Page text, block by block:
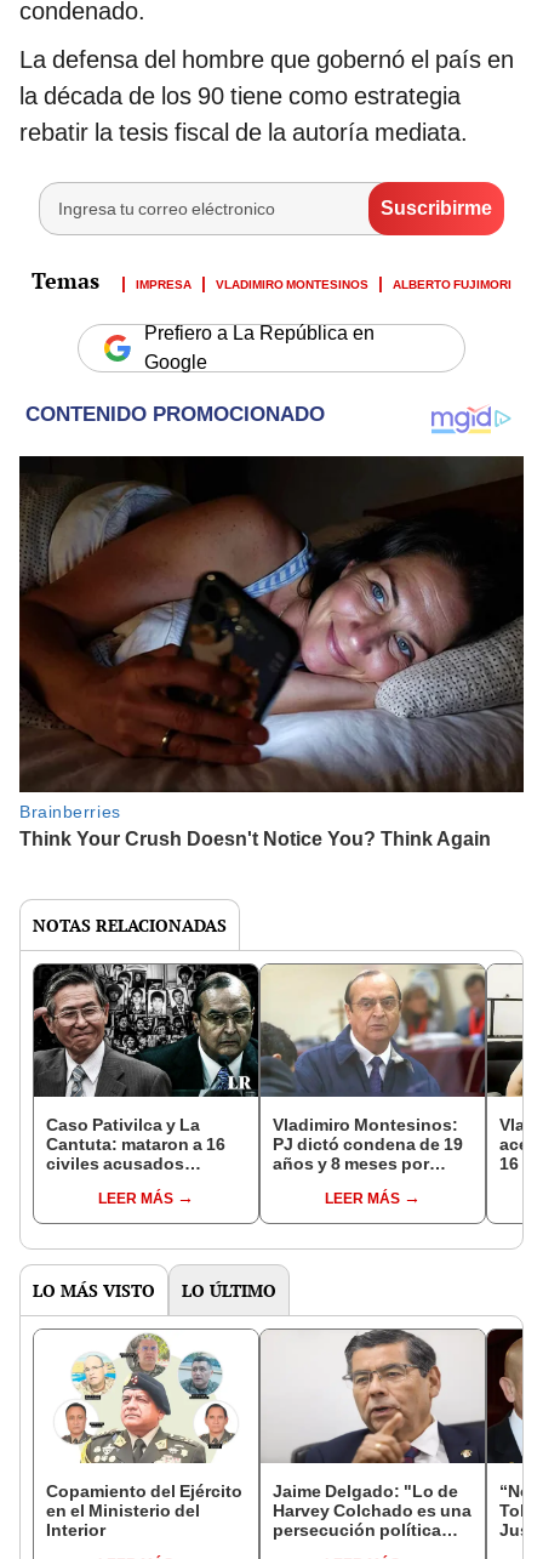
condenado.
La defensa del hombre que gobernó el país en
la década de los 90 tiene como estrategia
rebatir la tesis fiscal de la autoría mediata.
IMPRESA VLADIMIRO MONTESINOS ALBERTO FUJIMORI
Prefiero a La República en
Google
NOTAS RELACIONADAS
Caso Pativilca y La
Cantuta: mataron a 16
civiles acusados
senderistas
LEER MÁS
Vladimiro Montesinos:
PJ dictó condena de 19
años y 8 meses por
LEER MÁS
16
LO MÁS VISTO LO ÚLTIMO
Copamiento del Ejército
en el Ministerio del
Interior
Jaime Delgado: "Lo de
Harvey Colchado es una
persecución política
“No